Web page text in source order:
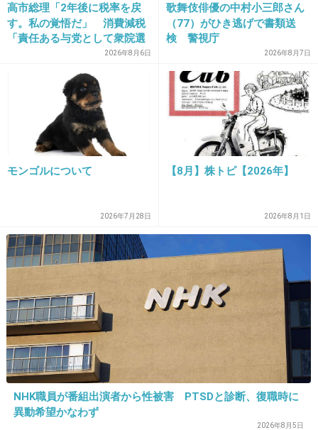
>>12
転売が無ければ並ばない程度の価値のものに転
売ヤーは手を出さないんじゃない？
+26 -0
2026/06/03(水) 21:16:02
+1 -48
2026/06/03(水) 21:16:03
>>1
そうだよね悪くないよね！って言われたいんで
すか？
高市総理「2年後に税率を戻
す。私の覚悟だ」 消費減税
「責任ある与党として衆院選
公約に掲げ理解賜った」2026年8月6日
歌舞伎俳優の中村小三郎さん
（77）がひき逃げで書類送
検 警視庁
2026年8月7日
モンゴルについて
2026年7月28日
【8月】株トピ【2026年】
2026年8月1日
NHK職員が番組出演者から性被害 PTSDと診断、復職時に
異動希望かなわず
2026年8月5日